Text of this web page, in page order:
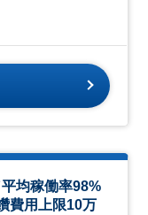
均稼働率98%
費用上限10万